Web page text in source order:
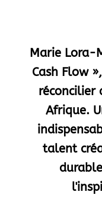
Marie Lora-
Cash Flow
réconcilier
Afrique.
talent